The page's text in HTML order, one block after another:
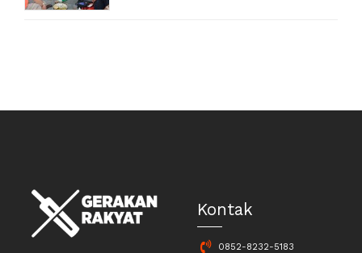
Kontak
0852-8232-5183